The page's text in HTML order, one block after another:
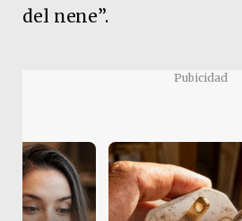
del nene”.
Pubicidad